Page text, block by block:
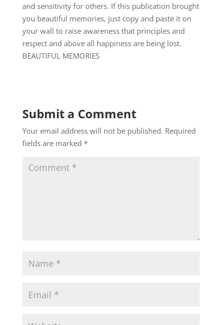
and sensitivity for others. If this publication brought
you beautiful memories, just copy and paste it on
your wall to raise awareness that principles and
respect and above all happiness are being lost.
BEAUTIFUL MEMORIES
Submit a Comment
Your email address will not be published. Required
fields are marked *